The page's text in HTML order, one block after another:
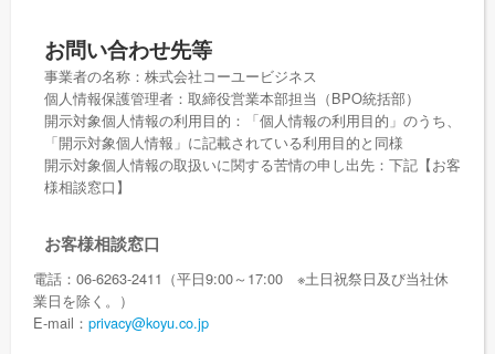
お問い合わせ先等
事業者の名称：株式会社コーユービジネス
個人情報保護管理者：取締役営業本部担当（BPO統括部）
開示対象個人情報の利用目的：「個人情報の利用目的」のうち、
「開示対象個人情報」に記載されている利用目的と同様
開示対象個人情報の取扱いに関する苦情の申し出先：下記【お客
様相談窓口】
お客様相談窓口
電話：06-6263-2411（平日9:00～17:00 ※土日祝祭日及び当社休
業日を除く。）
E-mail： privacy@koyu.co.jp